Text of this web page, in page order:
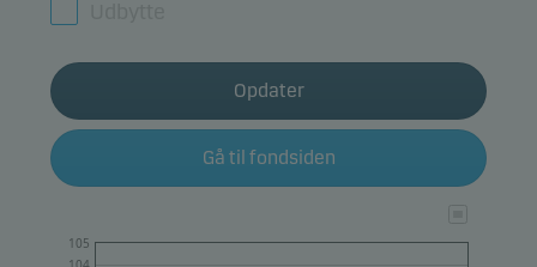
Opdater
Gå til fondsiden
105